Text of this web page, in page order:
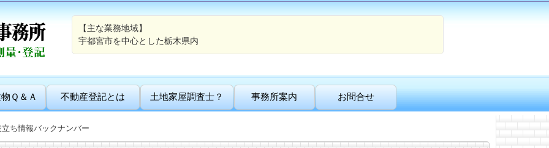
【主な業務地域】
宇都宮市を中心とした栃木県内
Ｑ＆Ａ 不動産登記とは 土地家屋調査士？ 事務所案内 お問合せ
立ち情報バックナンバー